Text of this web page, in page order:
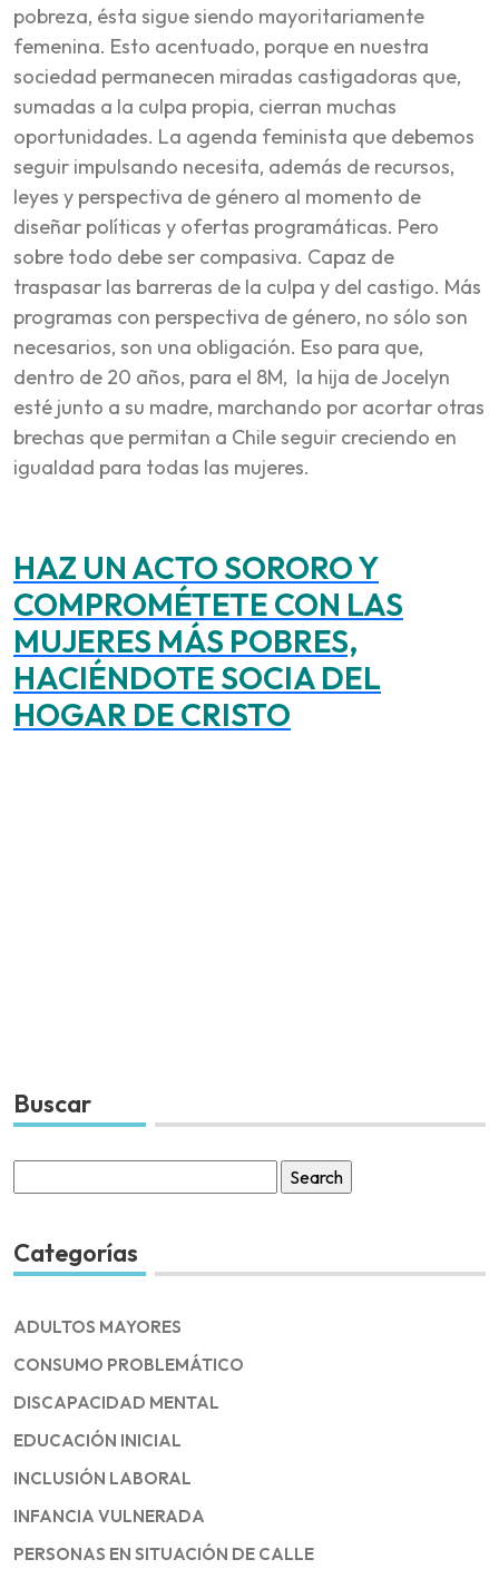
pobreza, ésta sigue siendo mayoritariamente
femenina. Esto acentuado, porque en nuestra
sociedad permanecen miradas castigadoras que,
sumadas a la culpa propia, cierran muchas
oportunidades. La agenda feminista que debemos
seguir impulsando necesita, además de recursos,
leyes y perspectiva de género al momento de
diseñar políticas y ofertas programáticas. Pero
sobre todo debe ser compasiva. Capaz de
traspasar las barreras de la culpa y del castigo. Más
programas con perspectiva de género, no sólo son
necesarios, son una obligación. Eso para que,
dentro de 20 años, para el 8M, la hija de Jocelyn
esté junto a su madre, marchando por acortar otras
brechas que permitan a Chile seguir creciendo en
igualdad para todas las mujeres.
HAZ UN ACTO SORORO Y
COMPROMÉTETE CON LAS
MUJERES MÁS POBRES,
HACIÉNDOTE SOCIA DEL
HOGAR DE CRISTO
Buscar
for:
Categorías
ADULTOS MAYORES
CONSUMO PROBLEMÁTICO
DISCAPACIDAD MENTAL
EDUCACIÓN INICIAL
INCLUSIÓN LABORAL
INFANCIA VULNERADA
PERSONAS EN SITUACIÓN DE CALLE